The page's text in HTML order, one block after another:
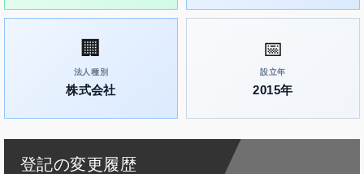
🏢
法人種別
株式会社
📅
設立年
2015年
登記の変更履歴